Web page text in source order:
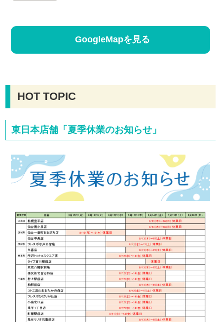
GoogleMapを見る
HOT TOPIC
東日本店舗「夏季休業のお知らせ」